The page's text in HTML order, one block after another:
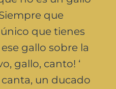
que
que tienes
gallo sobre la
gallo, canto! ‘
canta, un ducado